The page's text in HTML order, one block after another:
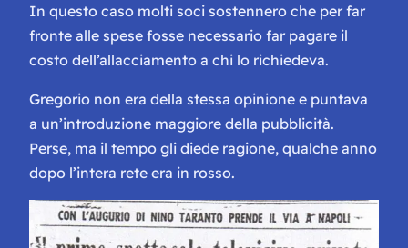
In questo caso molti soci sostennero che per far
fronte alle spese fosse necessario far pagare il
costo dell’allacciamento a chi lo richiedeva.
Gregorio non era della stessa opinione e puntava
a un’introduzione maggiore della pubblicità.
Perse, ma il tempo gli diede ragione, qualche anno
dopo l’intera rete era in rosso.